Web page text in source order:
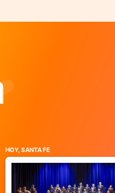
HOY, SANTA FE